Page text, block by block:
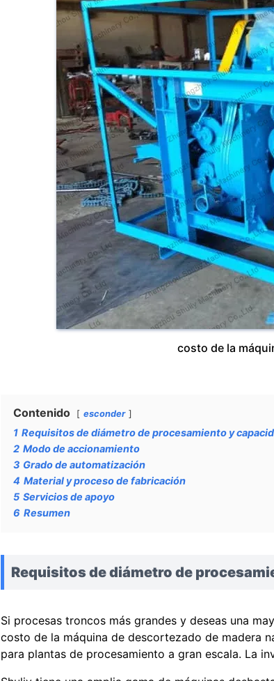
costo de la
Contenido esconder
1 Requisitos de diámetro de procesamiento y
2 Modo de accionamiento
3 Grado de automatización
4 Material y proceso de fabricación
5 Servicios de apoyo
6 Resumen
Requisitos de diámetro de
Si procesas troncos más grandes y deseas una
costo de la máquina de descortezado de madera
para plantas de procesamiento a gran escala. La